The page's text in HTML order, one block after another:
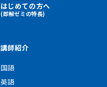
はじめての方へ
(即解ゼミの特長)
講師紹介
国語
英語